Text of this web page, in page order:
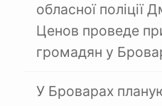
обласної поліції
Ценов проведе
громадян у
У Броварах